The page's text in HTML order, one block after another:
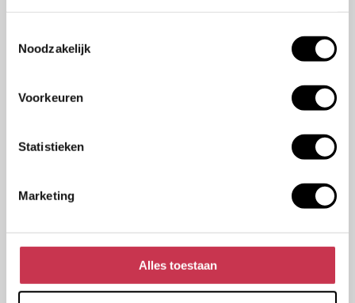
Noodzakelijk
Voorkeuren
Statistieken
Marketing
Alles toestaan